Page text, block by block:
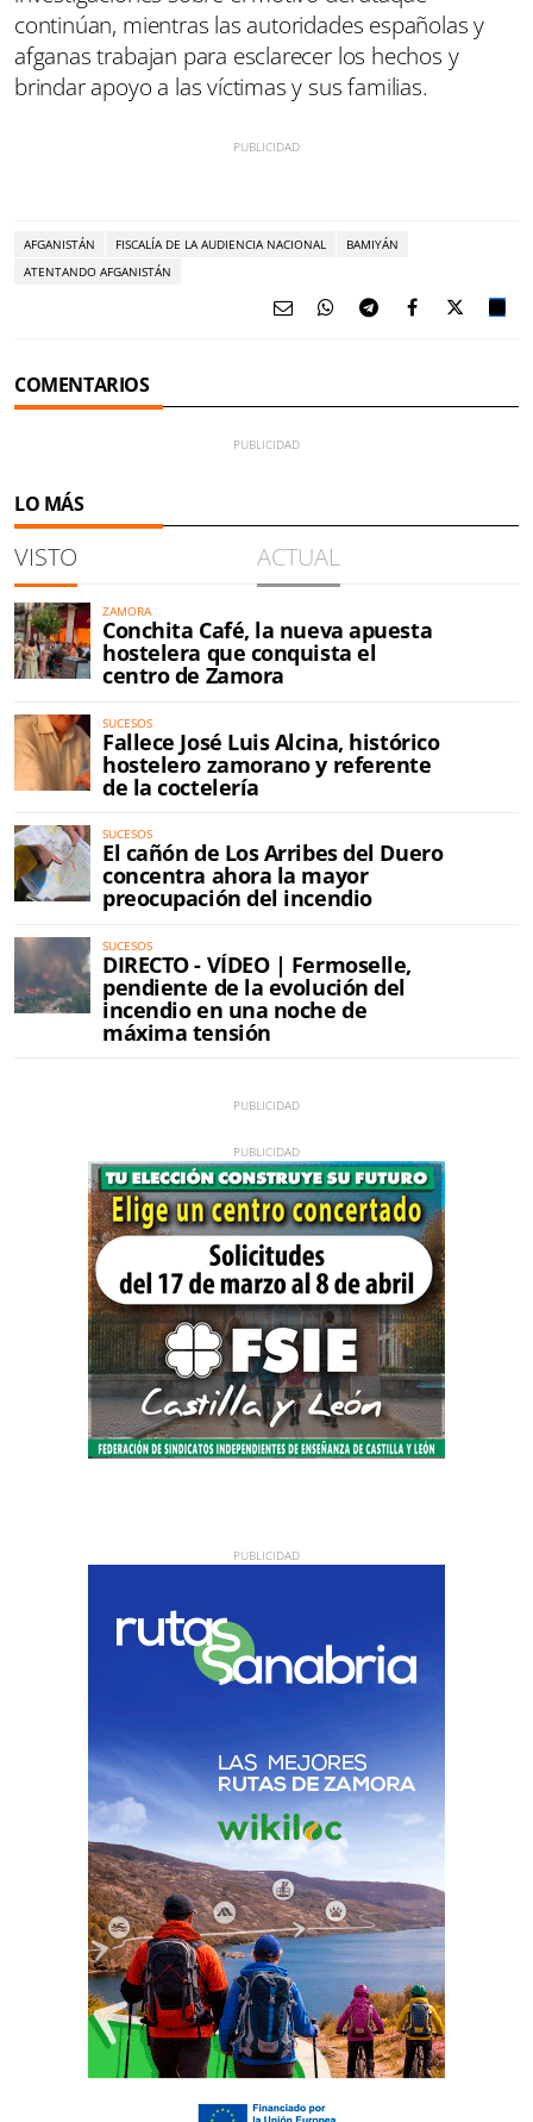
continúan, mientras las autoridades españolas y
afganas trabajan para esclarecer los hechos y
brindar apoyo a las víctimas y sus familias.
AFGANISTÁN FISCALÍA DE LA AUDIENCIA NACIONAL
BAMIYÁN
ATENTANDO AFGANISTÁN
COMENTARIOS
LO MÁS
VISTO ACTUAL
ZAMORA
Conchita Café, la nueva apuesta
hostelera que conquista el
centro de Zamora
SUCESOS
Fallece José Luis Alcina, histórico
hostelero zamorano y referente
de la coctelería
SUCESOS
El cañón de Los Arribes del Duero
concentra ahora la mayor
preocupación del incendio
SUCESOS
DIRECTO - VÍDEO | Fermoselle,
pendiente de la evolución del
incendio en una noche de
máxima tensión